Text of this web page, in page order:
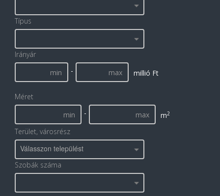
Típus
Irányár
-
millió Ft
Méret
-
m2
Terület, városrész
Válasszon települést
Szobák száma